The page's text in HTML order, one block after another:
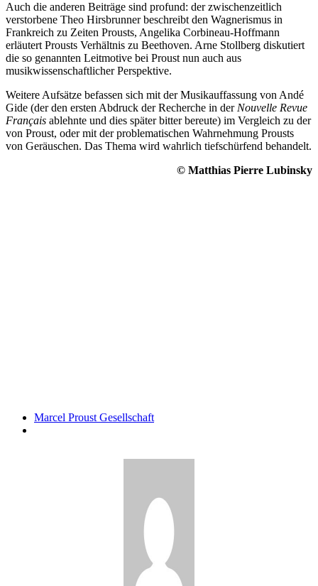
Auch die anderen Beiträge sind profund: der zwischenzeitlich
verstorbene Theo Hirsbrunner beschreibt den Wagnerismus in
Frankreich zu Zeiten Prousts, Angelika Corbineau-Hoffmann
erläutert Prousts Verhältnis zu Beethoven. Arne Stollberg diskutiert
die so genannten Leitmotive bei Proust nun auch aus
musikwissenschaftlicher Perspektive.
Weitere Aufsätze befassen sich mit der Musikauffassung von Andé
Gide (der den ersten Abdruck der Recherche in derNouvelle Revue
Français ablehnte und dies später bitter bereute) im Vergleich zu der
von Proust, oder mit der problematischen Wahrnehmung Prousts
von Geräuschen. Das Thema wird wahrlich tiefschürfend behandelt.
© Matthias Pierre Lubinsky
Marcel Proust Gesellschaft